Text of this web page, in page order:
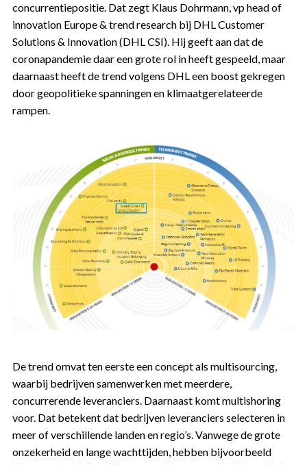
concurrentiepositie. Dat zegt Klaus Dohrmann, vp head of
innovation Europe & trend research bij DHL Customer
Solutions & Innovation (DHL CSI). Hij geeft aan dat de
coronapandemie daar een grote rol in heeft gespeeld, maar
daarnaast heeft de trend volgens DHL een boost gekregen
door geopolitieke spanningen en klimaatgerelateerde
rampen.
De trend omvat ten eerste een concept als multisourcing,
waarbij bedrijven samenwerken met meerdere,
concurrerende leveranciers. Daarnaast komt multishoring
voor. Dat betekent dat bedrijven leveranciers selecteren in
meer of verschillende landen en regio’s. Vanwege de grote
onzekerheid en lange wachttijden, hebben bijvoorbeeld